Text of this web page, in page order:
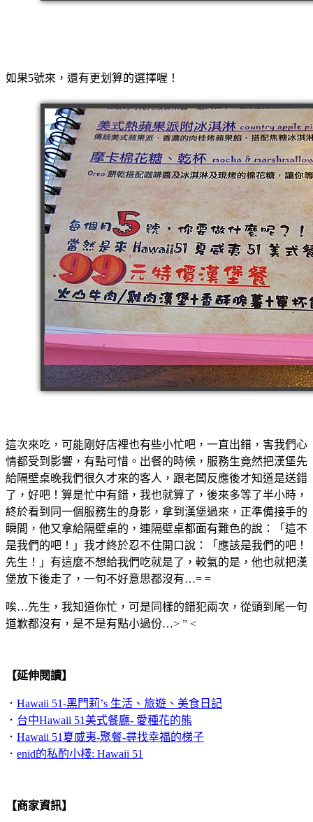
如果5號來，還有更划算的選擇喔！
這次來吃，可能剛好店裡也有些小忙吧，一直出錯，害我們心
情都受到影響，有點可惜。出餐的時候，服務生竟然把漢堡先
給隔壁桌晚我們很久才來的客人，跟老闆反應後才知道是送錯
了，好吧！算是忙中有錯，我也就算了，後來多等了半小時，
終於看到同一個服務生的身影，拿到漢堡過來，正準備接手的
瞬間，他又拿給隔壁桌的，連隔壁桌都面有難色的說：「這不
是我們的吧！」我才終於忍不住開口說：「應該是我們的吧！
先生！」有這麼不想給我們吃就是了，較氣的是，他也就把漢
堡放下後走了，一句不好意思都沒有…= =
唉…先生，我知道你忙，可是同樣的錯犯兩次，從頭到尾一句
道歉都沒有，是不是有點小過份…> ” <
【延伸閱讀】
． Hawaii 51-黑門莉’s 生活、旅遊、美食日記
． 台中Hawaii 51美式餐廳- 愛種花的熊
． Hawaii 51夏威夷-聚餐-尋找幸福的梯子
． enid的私酌小棧: Hawaii 51
【商家資訊】